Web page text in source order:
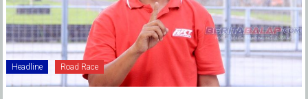
Headline Road Race